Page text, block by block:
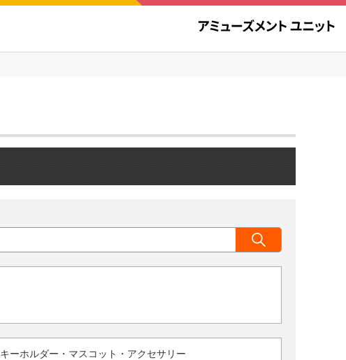
キーホルダー・マスコット・アクセサリー